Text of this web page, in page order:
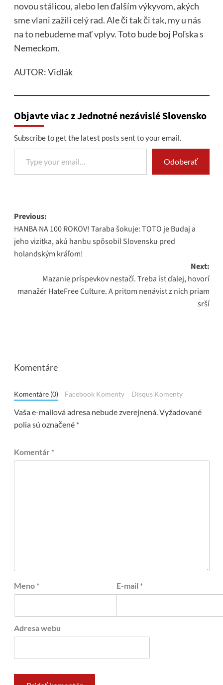
novou stálicou, alebo len ďalším výkyvom, akých
sme vlani zažili celý rad. Ale či tak či tak, my u nás
na to nebudeme mať vplyv. Toto bude boj Poľska s
Nemeckom.
AUTOR: Vidlák
Objavte viac z Jednotné nezávislé Slovensko
Subscribe to get the latest posts sent to your email.
Type your email…
Odoberať
Post
navigation
Previous:
HANBA NA 100 ROKOV! Taraba šokuje: TOTO je Budaj a
jeho vizitka, akú hanbu spôsobil Slovensku pred
holandským kráľom!
Next:
Mazanie príspevkov nestačí. Treba ísť ďalej, hovorí
manažér HateFree Culture. A pritom nenávisť z nich priam
srší
Komentáre
Komentáre (0) Facebook Komenty Disqus Komenty
Vaša e-mailová adresa nebude zverejnená.Vyžadované
polia sú označené *
Komentár *
Meno * E-mail *
Adresa webu